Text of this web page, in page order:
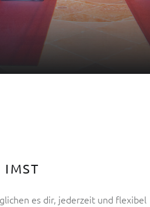
IMST
es dir, jederzeit und flexibel